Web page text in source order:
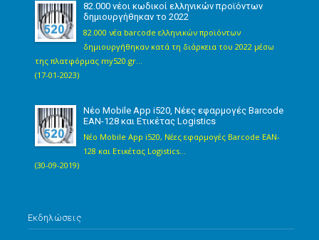
82.000 νέοι κωδικοί ελληνικών προϊόντων
δημιουργήθηκαν το 2022
82.000 νέα barcode ελληνικών προϊόντων
δημιουργήθηκαν κατά τη διάρκεια του 2022 μέσω
της πλατφόρμας my520.gr...
(17-01-2023)
Νέο Mobile App i520, Νέες εφαρμογές Barcode
EAN-128 και Ετικέτας Logistics
Νέο Mobile App i520, Νέες εφαρμογές Barcode EAN-
128 και Ετικέτας Logistics...
(30-09-2019)
Εκδηλώσεις